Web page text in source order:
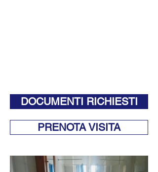
DOCUMENTI RICHIESTI
PRENOTA VISITA